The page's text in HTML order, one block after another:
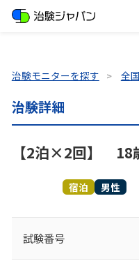
治験モニターを探す 全国
治験詳細
【2泊×2回】 18
宿泊 男性
試験番号